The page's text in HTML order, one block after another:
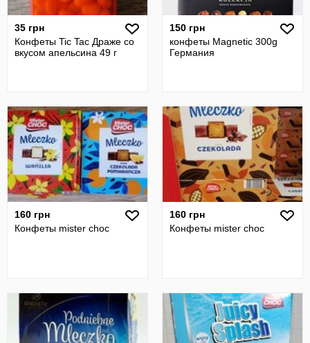
35 грн
Конфеты Tic Tac Драже со
вкусом апельсина 49 г
150 грн
конфеты Magnetic 300g
Германия
160 грн
Конфеты mister choc
160 грн
Конфеты mister choc